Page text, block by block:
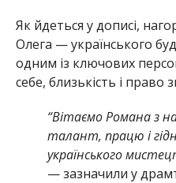
Як йдеться у дописі,
Олега — українського
одним із ключових
себе, близькість і
“Вітаємо Романа з
талант, працю і
українського
— зазначили у